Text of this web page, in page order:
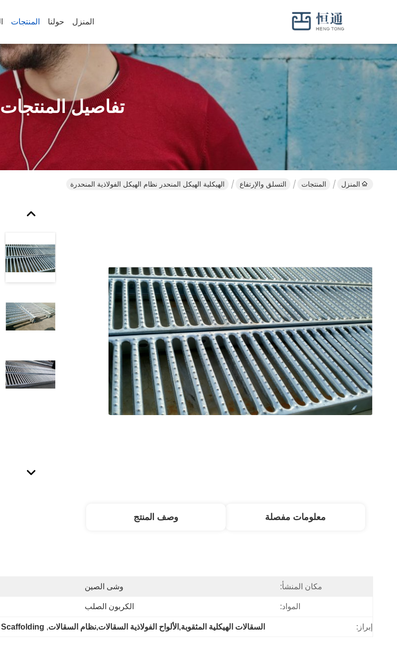
المنزل حولنا المنتجات
تفاصيل المنتجات
المنزل المنتجات التسلق والإرتفاع الهيكلية الهيكل المنحدر نظام الهيكل الفولاذية المنحدرة
معلومات مفصلة وصف المنتج
مكان المنشأ: وشى الصين
المواد: الكربون الصلب
إبراز: السقالات الهيكلية المثقوبة,الألواح الفولاذية السقالات,نظام السقالات,